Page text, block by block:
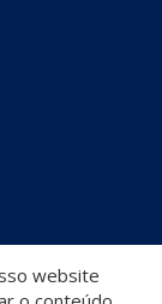
website